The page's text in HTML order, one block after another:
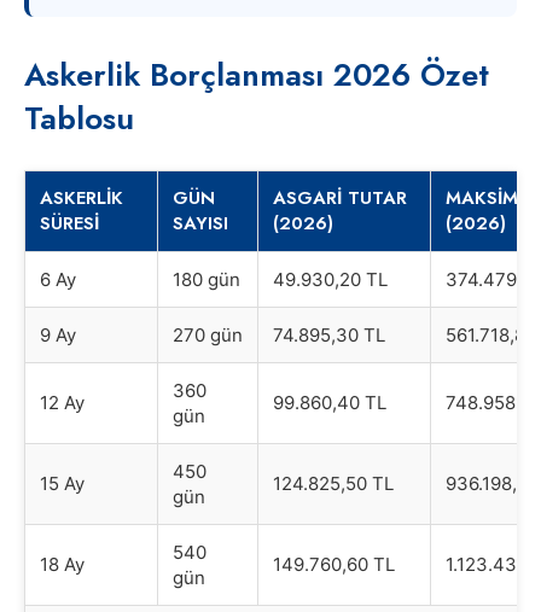
Askerlik Borçlanması 2026 Özet
Tablosu
ASKERLIK
SÜRESI
GÜN
SAYISI
ASGARI TUTAR
(2026)
(2026)
6 Ay 180 gün 49.930,20 TL
9 Ay 270 gün 74.895,30 TL 561.718,80
12 Ay
360
gün
99.860,40 TL
15 Ay
450
gün
124.825,50 TL
18 Ay
540
gün
149.760,60 TL